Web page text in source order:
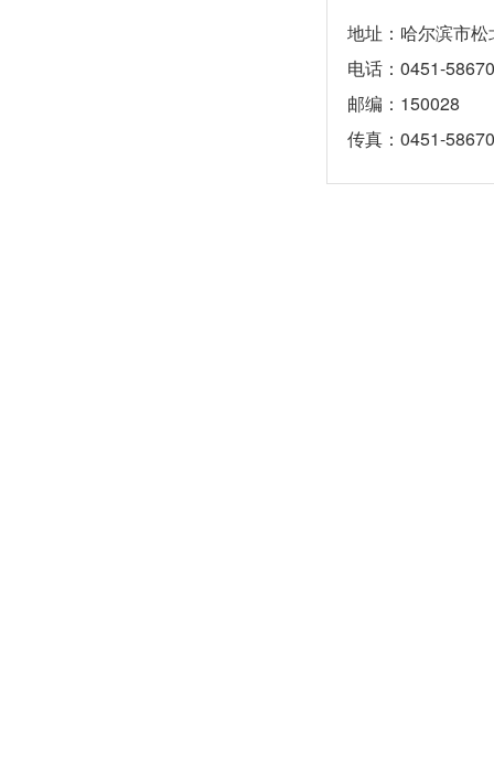
地址：哈尔滨市
电话：0451-
邮编：150028
传真：0451-